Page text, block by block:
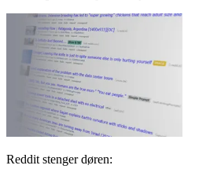
Reddit stenger døren: